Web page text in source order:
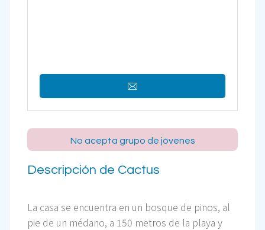
No acepta grupo de jóvenes
Descripción de Cactus
La casa se encuentra en un bosque de pinos, al
pie de un médano, a 150 metros de la playa y